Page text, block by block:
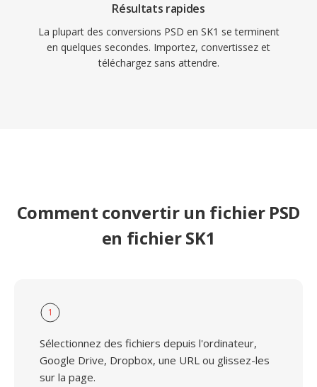
Résultats rapides
La plupart des conversions PSD en SK1 se terminent
en quelques secondes. Importez, convertissez et
téléchargez sans attendre.
Comment convertir un fichier PSD
en fichier SK1
1
Sélectionnez des fichiers depuis l'ordinateur,
Google Drive, Dropbox, une URL ou glissez-les
sur la page.